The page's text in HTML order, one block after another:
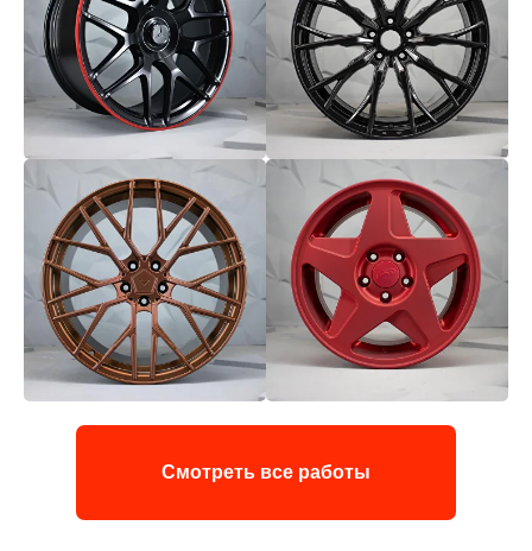
Смотреть все работы